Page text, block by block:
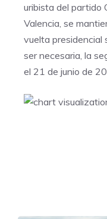
uribista del partido
Valencia, se
vuelta presidencial
ser necesaria, la
el 21 de junio de